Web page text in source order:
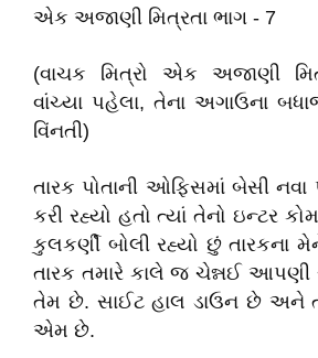
એક અજાણી મિત્રતા ભાગ - 7
(વાચક મિત્રો એક અજાણી
વાંચ્યા પહેલા, તેના અગાઉના
વિંનતી)
તારક પોતાની ઓફિસમાં બેસી નવા
કરી રહ્યો હતો ત્યાં તેનો ઇન્ટર
કુલકર્ણી બોલી રહ્યો છું તારકના
તારક તમારે કાલે જ ચેન્નઈ
તેમ છે. સાઈટ હાલ ડાઉન છે અને
એમ છે.